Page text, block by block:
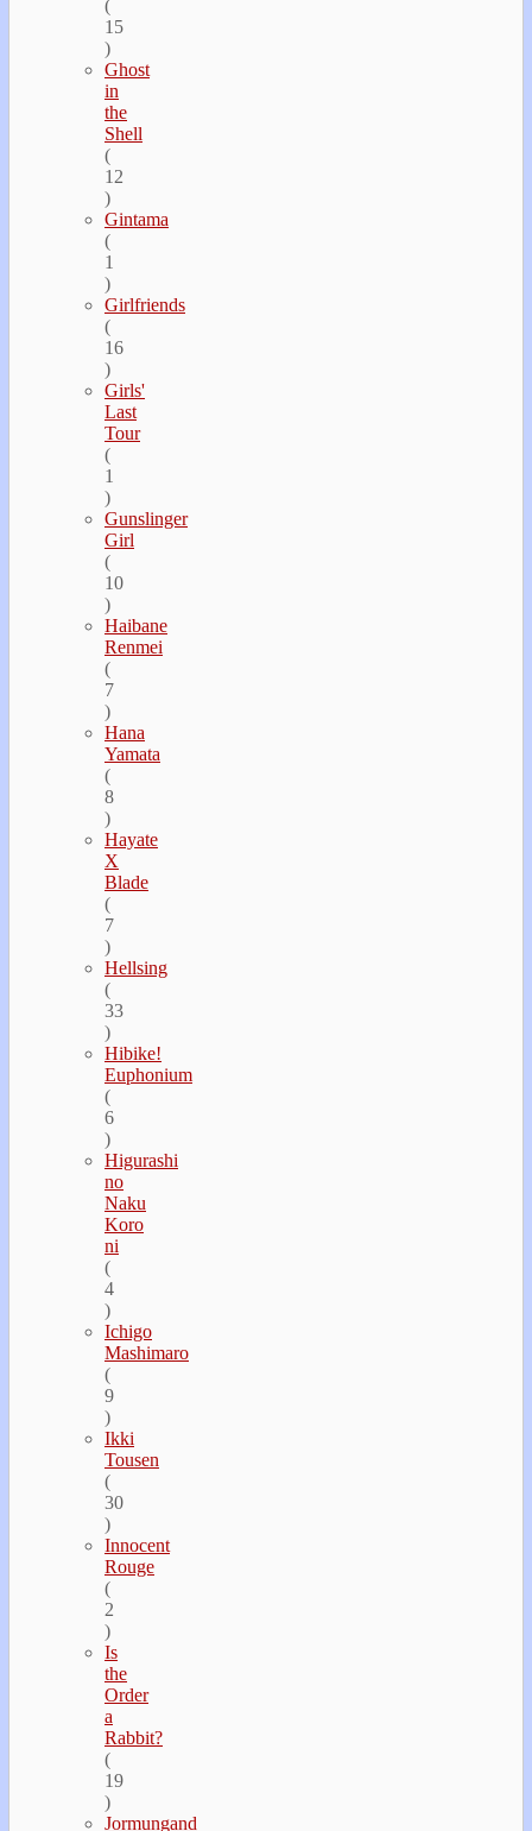
(
15
)
Ghost
in
the
Shell
(
12
)
Gintama
(
1
)
Girlfriends
(
16
)
Girls'
Last
Tour
(
1
)
Gunslinger
Girl
(
10
)
Haibane
Renmei
(
7
)
Hana
Yamata
(
8
)
Hayate
Х
Blade
(
7
)
Hellsing
(
33
)
Hibike!
Euphonium
(
6
)
Higurashi
no
Naku
Koro
ni
(
4
)
Ichigo
Mashimaro
(
9
)
Ikki
Tousen
(
30
)
Innocent
Rouge
(
2
)
Is
the
Order
a
Rabbit?
(
19
)
Jormungand